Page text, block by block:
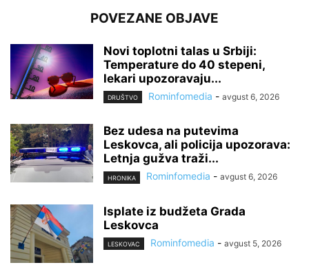
POVEZANE OBJAVE
Novi toplotni talas u Srbiji:
Temperature do 40 stepeni,
lekari upozoravaju...
DRUŠTVO Rominfomedia - avgust 6, 2026
Bez udesa na putevima
Leskovca, ali policija upozorava:
Letnja gužva traži...
HRONIKA Rominfomedia - avgust 6, 2026
Isplate iz budžeta Grada
Leskovca
LESKOVAC Rominfomedia - avgust 5, 2026